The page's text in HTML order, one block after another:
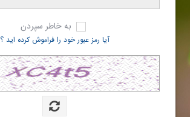
به خاطر سپردن
آیا رمز عبور خود را فراموش کرده اید ؟